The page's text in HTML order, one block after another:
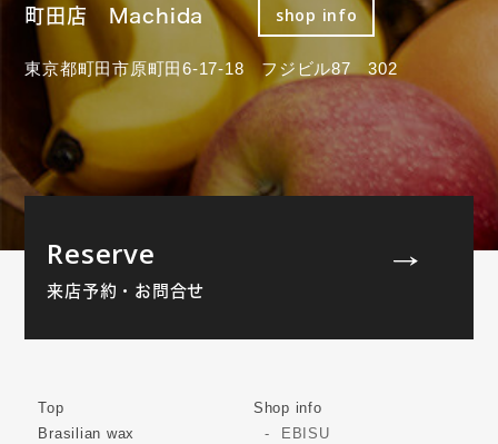
町田店 Machida shop info
東京都町田市原町田6-17-18 フジビル87 302
Reserve
来店予約・お問合せ
Top
Brasilian wax
Shop info
EBISU